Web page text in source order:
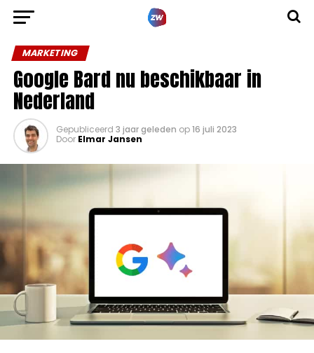
MARKETING
Google Bard nu beschikbaar in
Nederland
Gepubliceerd 3 jaar geleden op16 juli 2023
Door Elmar Jansen